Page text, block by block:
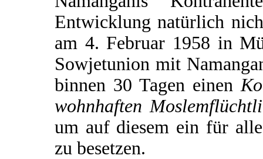
Entwicklung natürlich
am 4. Februar 1958 in
Sowjetunion mit
binnen 30 Tagen einen
wohnhaften
um auf diesem ein für
zu besetzen.